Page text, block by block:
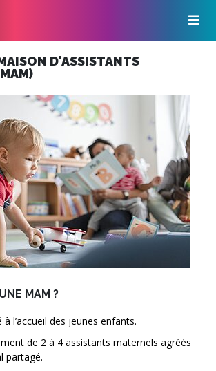
D'ASSISTANTS
MAM ?
à l’accueil des jeunes enfants.
de 2 à 4 assistants maternels agréés
partagé.